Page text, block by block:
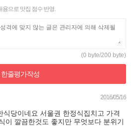
용으로 맛집 점수 반영.
(0 byte/200 byte)
한줄평가작성
2016/05/16
식당이네요 서울권 한정식집치고 가격
이 깔끔한것도 좋지만 무엇보다 분위기